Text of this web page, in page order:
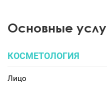
Основные
КОСМЕТОЛОГИЯ
Лицо